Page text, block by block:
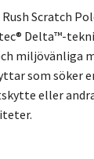
Scratch
Delta™-
miljövänliga
som söker
eller